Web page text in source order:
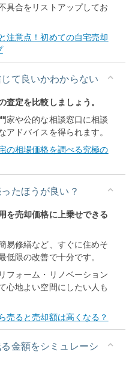
具合をリストアップしてお
注意点！初めての自宅売却
て良いかわからない
査定を比較しましょう。
家や公的な相談窓口に相談
アドバイスを得られます。
の相場価格を調べる究極の
たほうが良い？
を売却価格に上乗せできる
易修繕など、すぐに住めそ
低限の改善で十分です。
フォーム・リノベーション
心地よい空間にしたい人も
売ると売却額は高くなる？
金額をシミュレーシ